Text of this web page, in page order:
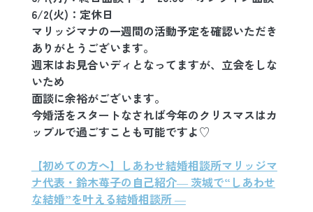
6/2(火)：定休日
マリッジマナの一週間の活動予定を確認いただき
ありがとうございます。
週末はお見合いディとなってますが、立会をしな
いため
面談に余裕がございます。
今婚活をスタートなされば今年のクリスマスはカ
ップルで過ごすことも可能ですよ♡
【初めての方へ】しあわせ結婚相談所マリッジマ
ナ代表・鈴木苺子の自己紹介― 茨城で“しあわせ
な結婚”を叶える結婚相談所 ―